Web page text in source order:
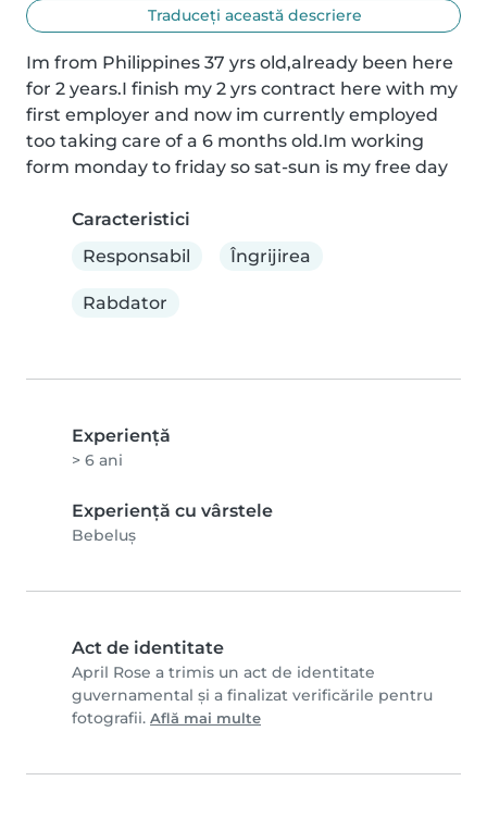
Traduceți această descriere
Im from Philippines 37 yrs old,already been here
for 2 years.I finish my 2 yrs contract here with my
first employer and now im currently employed
too taking care of a 6 months old.Im working
form monday to friday so sat-sun is my free day
Caracteristici
Responsabil
Îngrijirea
Rabdator
Experienţă
> 6 ani
Experiență cu vârstele
Bebeluș
Act de identitate
April Rose a trimis un act de identitate
guvernamental și a finalizat verificările pentru
fotografii. Află mai multe